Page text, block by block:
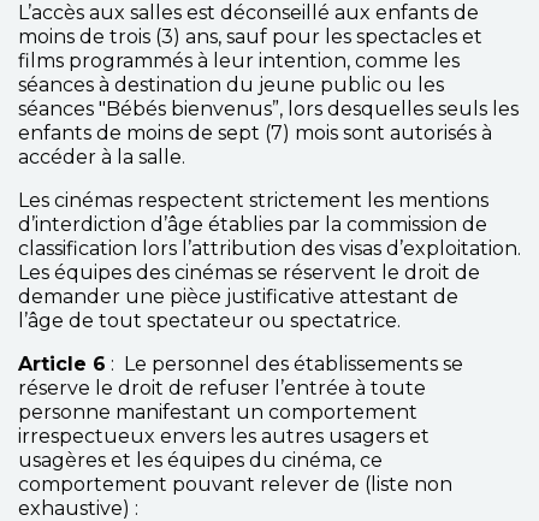
L’accès aux salles est déconseillé aux enfants de
moins de trois (3) ans, sauf pour les spectacles et
films programmés à leur intention, comme les
séances à destination du jeune public ou les
séances "Bébés bienvenus”, lors desquelles seuls les
enfants de moins de sept (7) mois sont autorisés à
accéder à la salle.
Les cinémas respectent strictement les mentions
d’interdiction d’âge établies par la commission de
classification lors l’attribution des visas d’exploitation.
Les équipes des cinémas se réservent le droit de
demander une pièce justificative attestant de
l’âge de tout spectateur ou spectatrice.
Article 6 : Le personnel des établissements se
réserve le droit de refuser l’entrée à toute
personne manifestant un comportement
irrespectueux envers les autres usagers et
usagères et les équipes du cinéma, ce
comportement pouvant relever de (liste non
exhaustive) :